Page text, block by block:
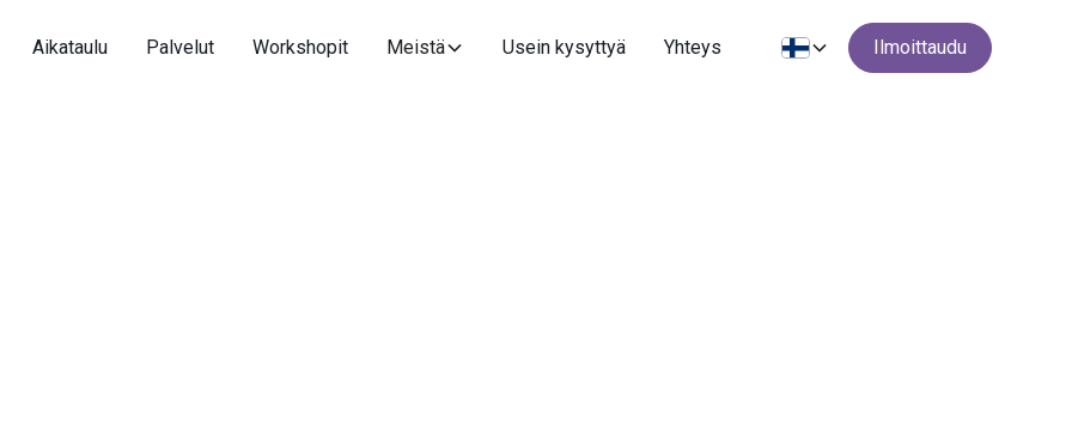
Aikataulu Palvelut Workshopit Meistä Usein kysyttyä Yhteys Ilmoittaudu